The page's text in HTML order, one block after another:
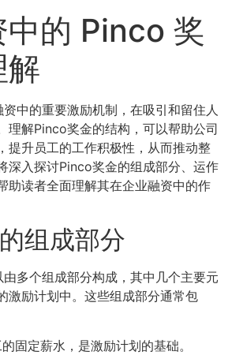
中的 Pinco 奖
解
中的重要激励机制，在吸引和留住人
理解Pinco奖金的结构，可以帮助公司
提升员工的工作积极性，从而推动整
深入探讨Pinco奖金的组成部分、运作
助读者全面理解其在企业融资中的作
组成部分
多个组成部分构成，其中几个主要元
激励计划中。这些组成部分通常包
的固定薪水，是激励计划的基础。